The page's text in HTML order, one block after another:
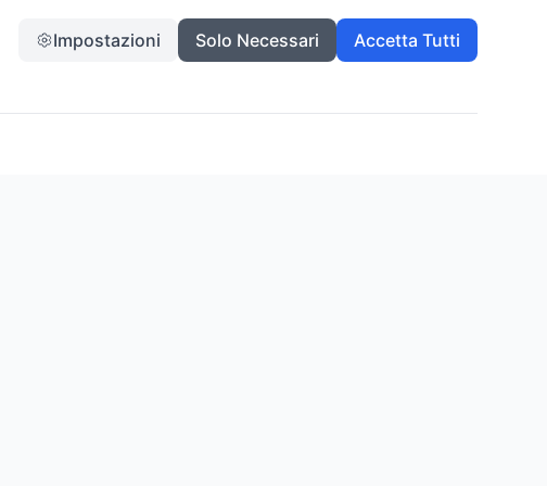
Impostazioni Solo Necessari Accetta Tutti